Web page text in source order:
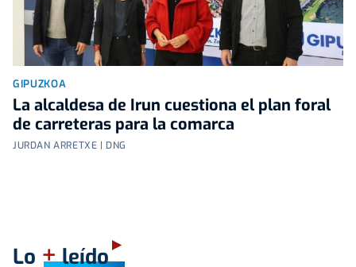
GIPUZKOA
La alcaldesa de Irun cuestiona el plan foral
de carreteras para la comarca
JURDAN ARRETXE | DNG
Lo +leído